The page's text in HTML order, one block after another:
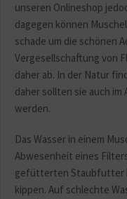
unseren Onlineshop
dagegen können
schade um die schönen
Vergesellschaftung von
daher ab. In der Natur
daher sollten sie auch
werden.
Das Wasser in einem
Abwesenheit eines
gefütterten Staubfutter
kippen. Auf schlechte